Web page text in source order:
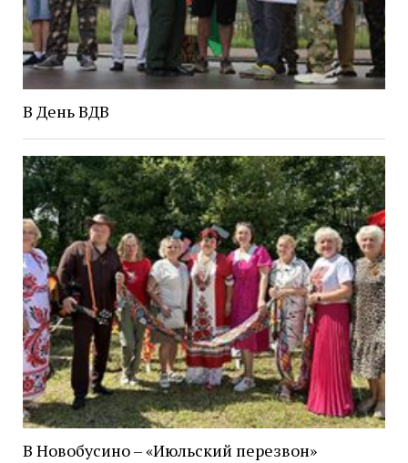
В День ВДВ
В Новобусино – «Июльский перезвон»